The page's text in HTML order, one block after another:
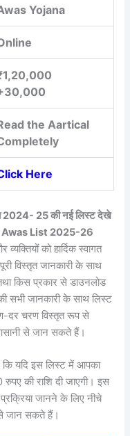
Yojana
the Aartical
Here
2024- 25 की नई लिस्ट देखे
Awas List 2025-26
को हार्दिक स्वागत
विस्तृत जानकारी के साथ
किस प्रकार से डाउनलोड
सभी जानकारी के साथ लिस्ट
दर चरण विस्तृत रूप से
से जान सकते हैं।
कि यदि इस लिस्ट में आपका
की राशि दी जाएगी। इस
जानने के लिए नीचे
जान सकते हैं।